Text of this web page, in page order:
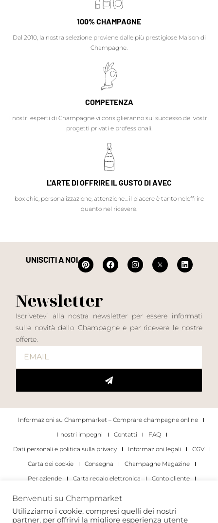
100% CHAMPAGNE
Dal 2010, la nostra selezione proviene dalle più prestigiose Maison di
Champagne.
COMPETENZA
I nostri esperti di Champagne vi consiglieranno sul successo dei vostri
progetti privati e professionali.
L'ARTE DI OFFRIRE IL GUSTO DI AVEC
box chic, personalizzazione, attenzione... il piacere è tanto neloffrire
quanto nel ricevere.
UNISCITI A NOI
Newsletter
Iscrivetevi alla nostra newsletter per essere informati
sulle novità dello Champagne e per ricevere le nostre
offerte.
Informazioni su Champmarket – Comprare champagne online
I nostri impegni
Contatti
FAQ
Dati personali e politica sulla privacy
Informazioni legali
CGV
Carta dei cookie
Consegna
Champagne Magazine
Per aziende
Carta regalo elettronica
Conto cliente
Per gli individui
Per le aziende
Benvenuti su Champmarket
Utilizziamo i cookie, compresi quelli dei nostri
partner, per offrirvi la migliore esperienza utente